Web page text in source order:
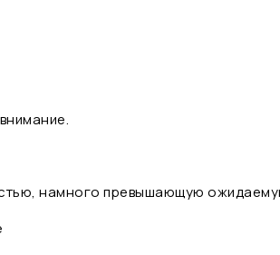
намного превышающую